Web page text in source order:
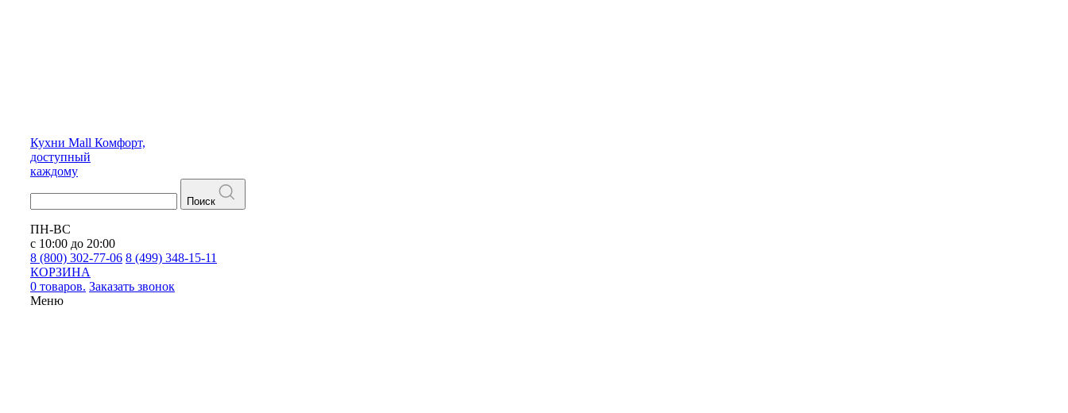
Кухни Mall Комфорт,
доступный
каждому
Поиск
ПН-ВС
с 10:00 до 20:00
8 (800) 302-77-06 8 (499) 348-15-11
КОРЗИНА
0 товаров. Заказать звонок
Меню